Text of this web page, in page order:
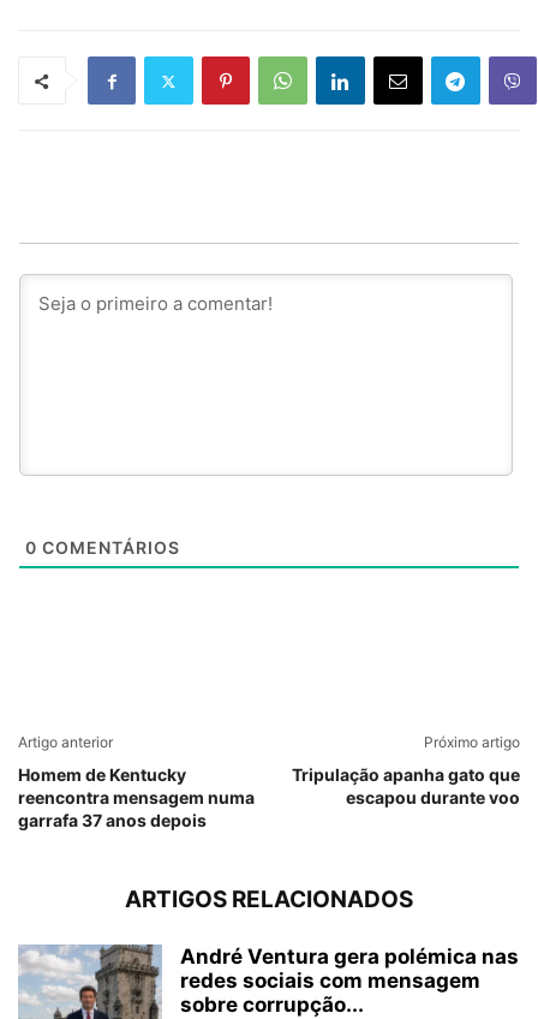
0 COMENTÁRIOS
Artigo anterior
Homem de Kentucky
reencontra mensagem numa
garrafa 37 anos depois
Próximo artigo
Tripulação apanha gato que
escapou durante voo
ARTIGOS RELACIONADOS
André Ventura gera polémica nas
redes sociais com mensagem
sobre corrupção...